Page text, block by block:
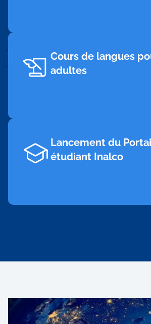
Cours de langues
adultes
Lancement du
étudiant Inalco